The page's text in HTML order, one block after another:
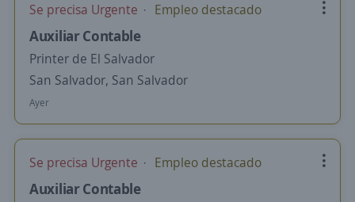
Se precisa Urgente Empleo destacado
Auxiliar Contable
Printer de El Salvador
San Salvador, San Salvador
Ayer
Se precisa Urgente Empleo destacado
Auxiliar Contable